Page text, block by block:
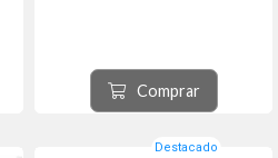
Comprar
Destacado